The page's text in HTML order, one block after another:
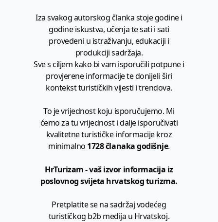
Iza svakog autorskog članka stoje godine i
godine iskustva, učenja te sati i sati
provedeni u istraživanju, edukaciji i
produkciji sadržaja.
Sve s ciljem kako bi vam isporučili potpune i
provjerene informacije te donijeli širi
kontekst turističkih vijesti i trendova.
To je vrijednost koju isporučujemo. Mi
ćemo za tu vrijednost i dalje isporučivati
kvalitetne turističke informacije kroz
minimalno 1728 članaka godišnje.
HrTurizam - vaš izvor informacija iz
poslovnog svijeta hrvatskog turizma.
Pretplatite se na sadržaj vodećeg
turističkog b2b medija u Hrvatskoj.